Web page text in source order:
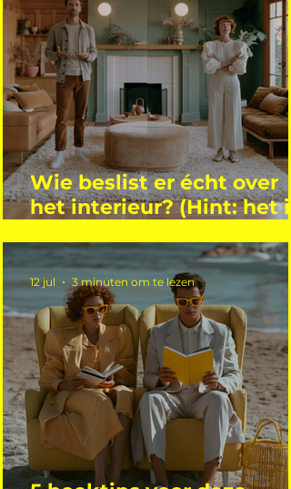
Wie beslist er écht over
het interieur? (Hint: het is
12 jul 3 minuten om te lezen